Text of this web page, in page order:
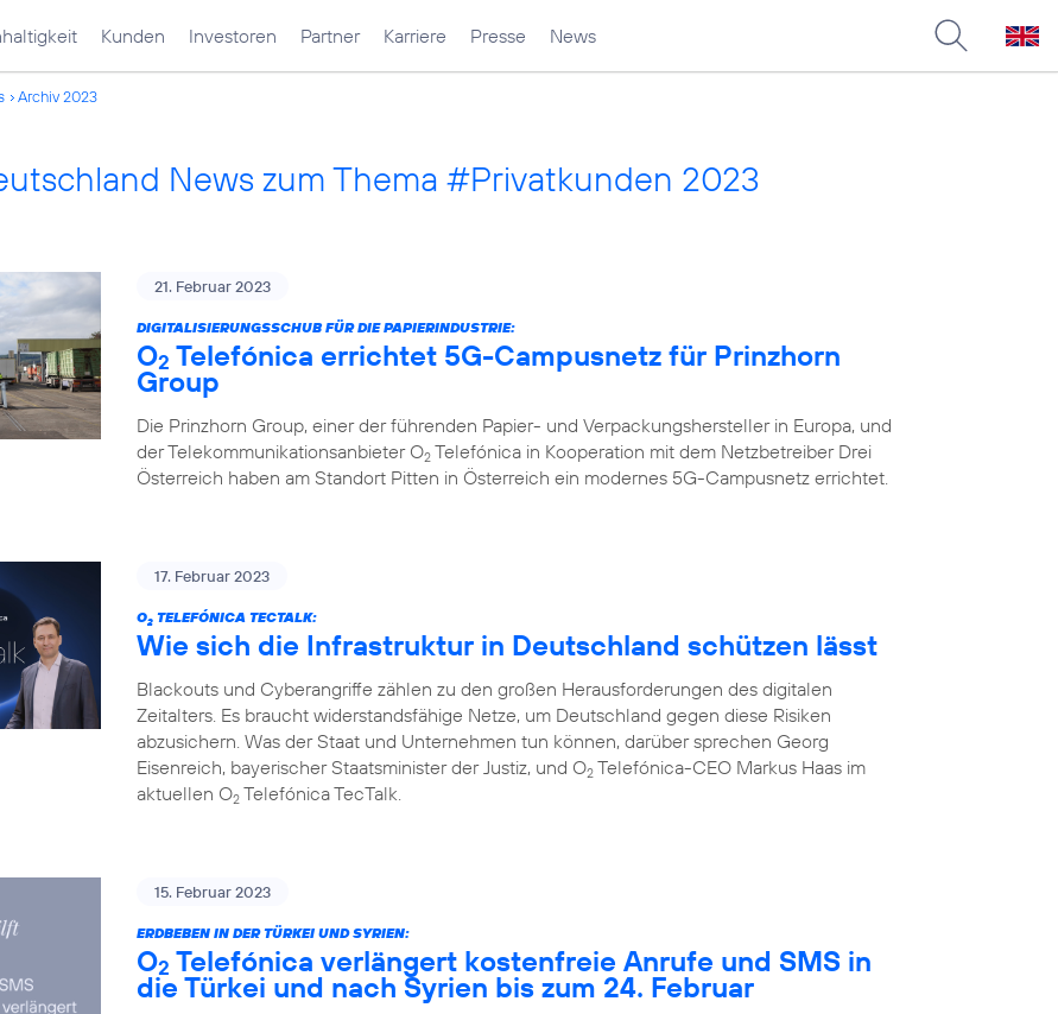
Kunden Investoren Partner Karriere Presse News
Archiv 2023
News zum Thema #Privatkunden 2023
21. Februar 2023
DIGITALISIERUNGSSCHUB FÜR DIE PAPIERINDUSTRIE:
O2 Telefónica errichtet 5G-Campusnetz für Prinzhorn
Group
Die Prinzhorn Group, einer der führenden Papier- und Verpackungshersteller in Europa, und
der Telekommunikationsanbieter O2 Telefónica in Kooperation mit dem Netzbetreiber Drei
Österreich haben am Standort Pitten in Österreich ein modernes 5G-Campusnetz errichtet.
17. Februar 2023
O2 TELEFÓNICA TECTALK:
Wie sich die Infrastruktur in Deutschland schützen lässt
Blackouts und Cyberangriffe zählen zu den großen Herausforderungen des digitalen
Zeitalters. Es braucht widerstandsfähige Netze, um Deutschland gegen diese Risiken
abzusichern. Was der Staat und Unternehmen tun können, darüber sprechen Georg
Eisenreich, bayerischer Staatsminister der Justiz, und O2 Telefónica-CEO Markus Haas im
aktuellen O2 Telefónica TecTalk.
15. Februar 2023
ERDBEBEN IN DER TÜRKEI UND SYRIEN:
O2 Telefónica verlängert kostenfreie Anrufe und SMS in
die Türkei und nach Syrien bis zum 24. Februar